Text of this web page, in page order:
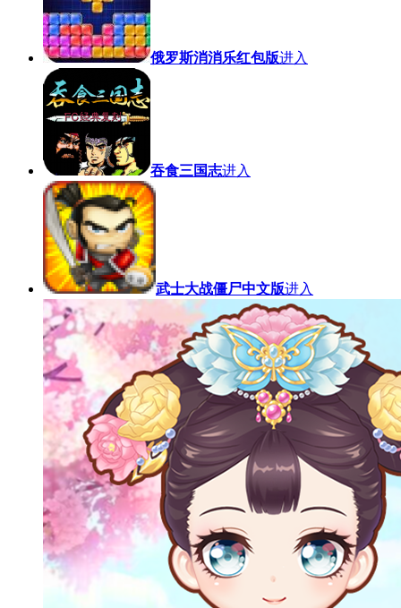
俄罗斯消消乐红包版进入
吞食三国志进入
武士大战僵尸中文版进入